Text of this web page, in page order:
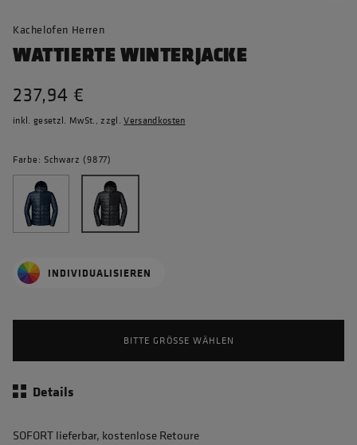
Kachelofen Herren
WATTIERTE WINTERJACKE
237,94 €
inkl. gesetzl. MwSt., zzgl.Versandkosten
Farbe: Schwarz (9877)
INDIVIDUALISIEREN
BITTE GRÖSSE WÄHLEN
Details
SOFORT lieferbar, kostenlose Retoure